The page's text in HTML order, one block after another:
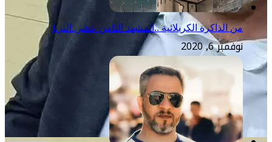
من الذاكرة الكربلائية ..المشهد الثامن عشر..الثريا
نوفمبر 6, 2020